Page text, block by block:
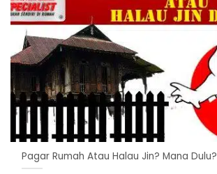
Pagar Rumah Atau Halau Jin? Mana Dulu?